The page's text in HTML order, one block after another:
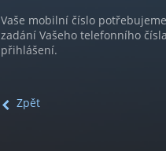
Vaše mobilní číslo
zadání Vašeho telefonního
přihlášení.
Zpět